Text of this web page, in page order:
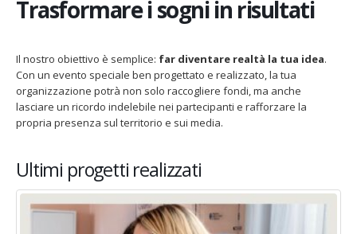
Trasformare i sogni in risultati
Il nostro obiettivo è semplice: far diventare realtà la tua idea.
Con un evento speciale ben progettato e realizzato, la tua
organizzazione potrà non solo raccogliere fondi, ma anche
lasciare un ricordo indelebile nei partecipanti e rafforzare la
propria presenza sul territorio e sui media.
Ultimi progetti realizzati